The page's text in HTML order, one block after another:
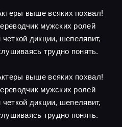
выше всяких похвал!
мужских ролей
дикции, шепелявит,
трудно понять.
выше всяких похвал!
мужских ролей
дикции, шепелявит,
трудно понять.